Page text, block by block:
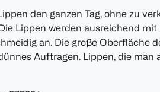
den ganzen Tag, ohne zu
Lippen werden ausreichend
an. Die große Oberfläche
Auftragen. Lippen, die man